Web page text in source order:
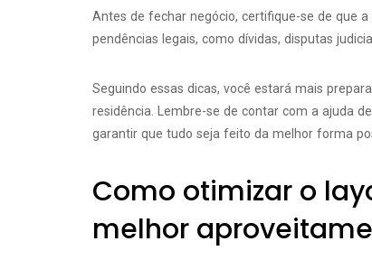
Antes de fechar negócio, certifique-se de que
pendências legais, como dívidas, disputas
Seguindo essas dicas, você estará mais
residência. Lembre-se de contar com a ajuda
garantir que tudo seja feito da melhor forma
Como otimizar o
melhor